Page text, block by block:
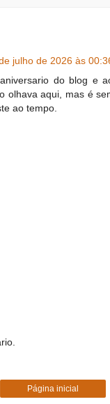
julho de 2026 às
do blog e
olhava aqui, mas é
ao tempo.
Página inicial